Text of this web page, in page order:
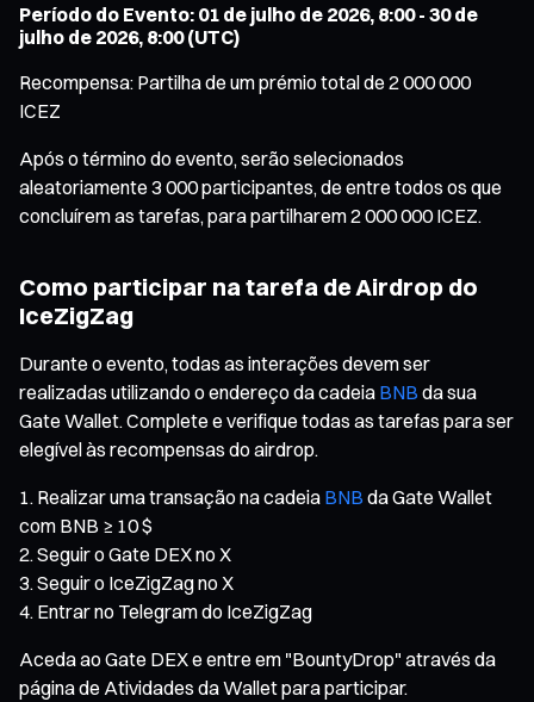
Período do Evento: 01 de julho de 2026, 8:00 - 30 de
julho de 2026, 8:00 (UTC)
Recompensa: Partilha de um prémio total de 2 000 000
ICEZ
Após o término do evento, serão selecionados
aleatoriamente 3 000 participantes, de entre todos os que
concluírem as tarefas, para partilharem 2 000 000 ICEZ.
Como participar na tarefa de Airdrop do
IceZigZag
Durante o evento, todas as interações devem ser
realizadas utilizando o endereço da cadeia BNB da sua
Gate Wallet. Complete e verifique todas as tarefas para ser
elegível às recompensas do airdrop.
Realizar uma transação na cadeia BNB da Gate Wallet
com BNB ≥ 10 $
Seguir o Gate DEX no X
Seguir o IceZigZag no X
Entrar no Telegram do IceZigZag
Aceda ao Gate DEX e entre em "BountyDrop" através da
página de Atividades da Wallet para participar.